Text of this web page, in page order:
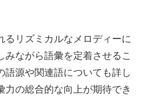
るリズミカルなメロディーに
ながら語彙を定着させるこ
語源や関連語についても詳し
力の総合的な向上が期待でき